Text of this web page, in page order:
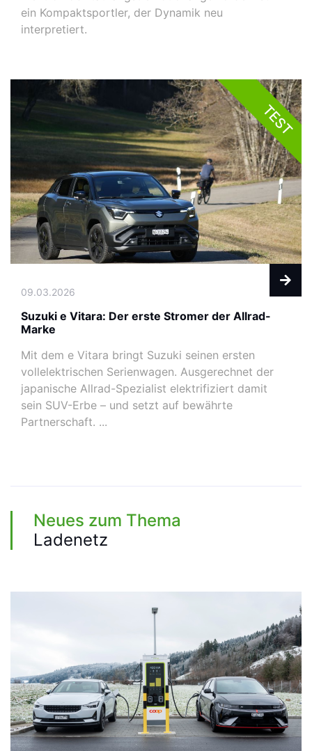
ein Kompaktsportler, der Dynamik neu
interpretiert.
TEST
09.03.2026
Suzuki e Vitara: Der erste Stromer der Allrad-
Marke
Mit dem e Vitara bringt Suzuki seinen ersten
vollelektrischen Serienwagen. Ausgerechnet der
japanische Allrad-Spezialist elektrifiziert damit
sein SUV-Erbe – und setzt auf bewährte
Partnerschaft. ...
Neues zum Thema
Ladenetz